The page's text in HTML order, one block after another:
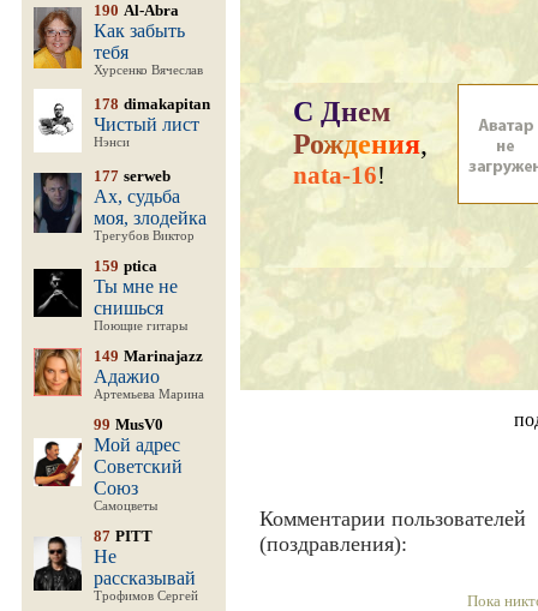
190 Al-Abra
Как забыть
тебя
Хурсенко Вячеслав
178 dimakapitan
Чистый лист
Нэнси
177 serweb
Ах, судьба
моя, злодейка
Трегубов Виктор
159 ptica
Ты мне не
снишься
Поющие гитары
149 Marinajazz
Адажио
Артемьева Марина
99 MusV0
Мой адрес
Советский
Союз
Самоцветы
87 PITT
Не
рассказывай
Трофимов Сергей
С Днем
Рождения,
nata-16!
Комментарии пользователей
(поздравления):
Пока